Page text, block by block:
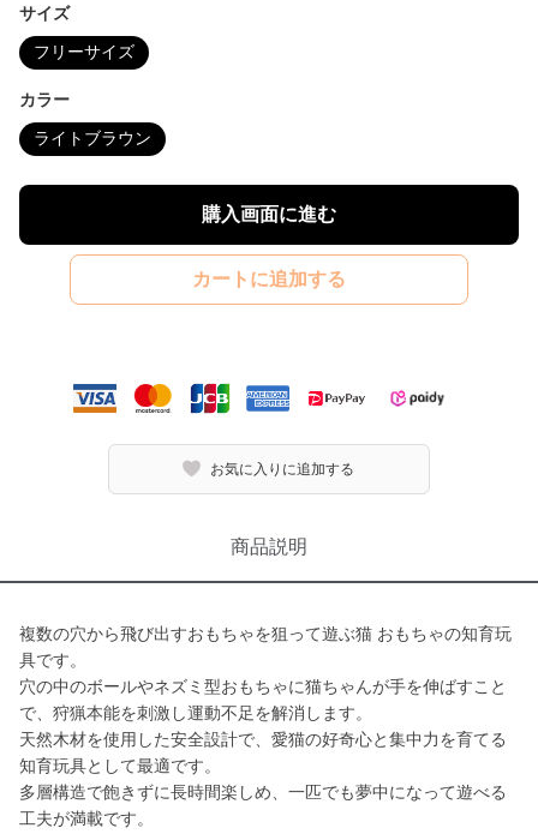
サイズ
フリーサイズ
カラー
ライトブラウン
購入画面に進む
カートに追加する
お気に入りに追加する
商品説明
複数の穴から飛び出すおもちゃを狙って遊ぶ猫 おもちゃの知育玩
具です。
穴の中のボールやネズミ型おもちゃに猫ちゃんが手を伸ばすこと
で、狩猟本能を刺激し運動不足を解消します。
天然木材を使用した安全設計で、愛猫の好奇心と集中力を育てる
知育玩具として最適です。
多層構造で飽きずに長時間楽しめ、一匹でも夢中になって遊べる
工夫が満載です。